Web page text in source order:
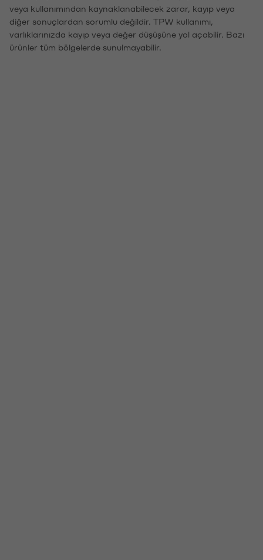
veya kullanımından kaynaklanabilecek zarar, kayıp veya
diğer sonuçlardan sorumlu değildir. TPW kullanımı,
varlıklarınızda kayıp veya değer düşüşüne yol açabilir. Bazı
ürünler tüm bölgelerde sunulmayabilir.